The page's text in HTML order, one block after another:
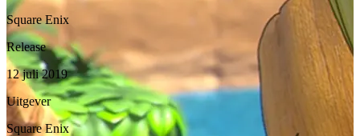
Square Enix
Release
12 juli 2019
Uitgever
Square Enix